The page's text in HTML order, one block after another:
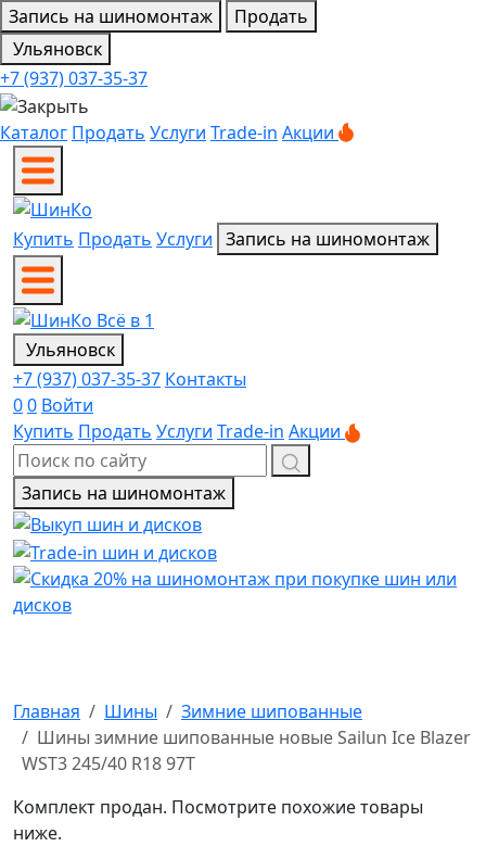
Запись на шиномонтаж
Продать
Ульяновск
+7 (937) 037-35-37
Каталог Продать Услуги Trade-in Акции
Купить Продать Услуги Запись на шиномонтаж
Ульяновск
+7 (937) 037-35-37 Контакты
00 Войти
Купить Продать Услуги Trade-in Акции
Запись на шиномонтаж
Главная Шины
Зимние шипованные
Шины зимние шипованные новые Sailun Ice Blazer
WST3 245/40 R18 97T
Комплект продан. Посмотрите похожие товары
ниже.